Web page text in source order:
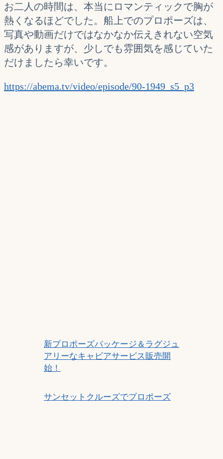
お二人の時間は、本当にロマンティックで胸が
熱くなるほどでした。船上でのプロポーズは、
写真や動画だけではなかなか伝えきれない空気
感がありますが、少しでも雰囲気を感じていた
だけましたら幸いです。
https://abema.tv/video/episode/90-1949_s5_p3
新プロポーズパッケージ＆ラグジュ
アリーなキャビアサービス販売開
始！
サンセットクルーズでプロポーズ